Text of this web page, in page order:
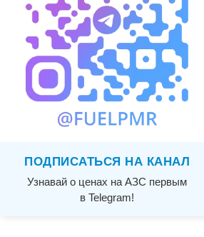
ПОДПИСАТЬСЯ НА КАНАЛ
Узнавай о ценах на АЗС первым
в Telegram!